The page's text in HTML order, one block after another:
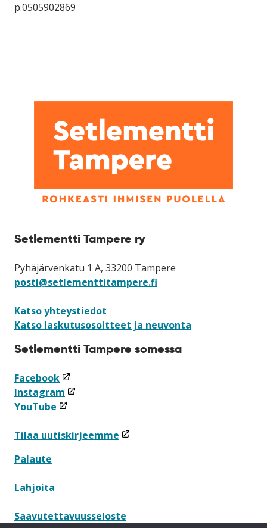
p.0505902869
Setlementti Tampere ry
Pyhäjärvenkatu 1 A, 33200 Tampere
posti@setlementtitampere.fi
Katso yhteystiedot
Katso laskutusosoitteet ja neuvonta
Setlementti Tampere somessa
Facebook(linkki
avataan
uuteen
Instagram (linkki
avataan
ikkunaan)
YouTube (linkki
uuteen
Tilaa uutiskirjeemme (linkki
Palaute
Lahjoita
Saavutettavuusseloste